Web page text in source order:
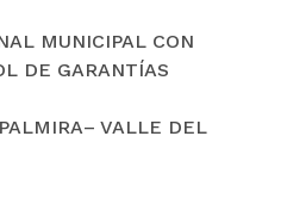
MUNICIPAL CON
DE GARANTÍAS
VALLE DEL